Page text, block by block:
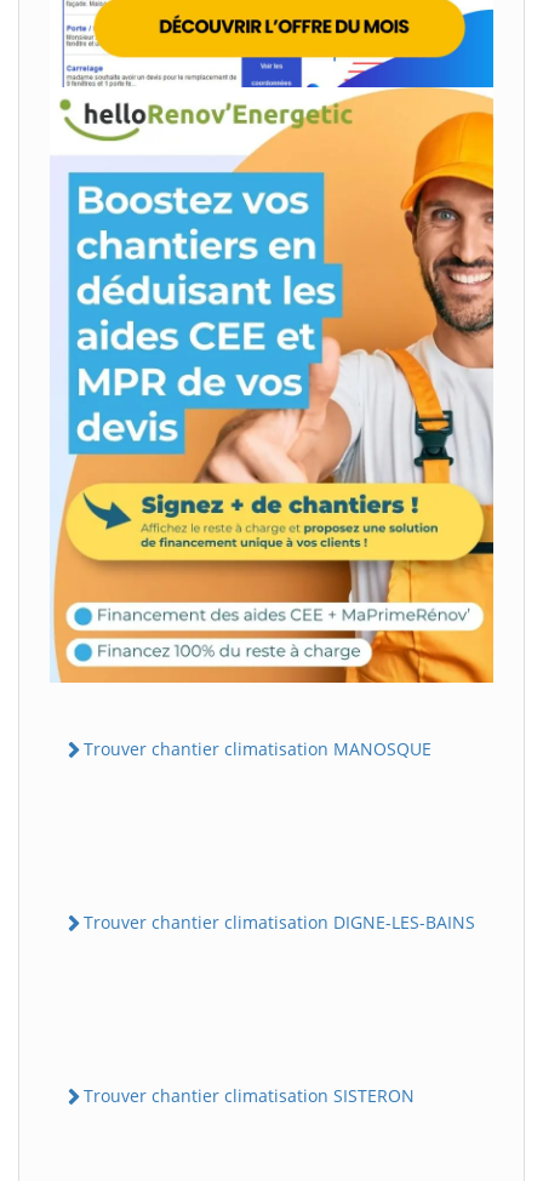
Trouver chantier climatisation MANOSQUE
Trouver chantier climatisation DIGNE-LES-BAINS
Trouver chantier climatisation SISTERON